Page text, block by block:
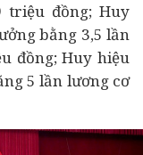
triệu đồng; Huy
bằng 3,5 lần
đồng; Huy hiệu
5 lần lương cơ